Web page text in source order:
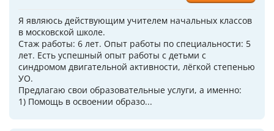
Я являюсь действующим учителем начальных классов
в московской школе.
Стаж работы: 6 лет. Опыт работы по специальности: 5
лет. Есть успешный опыт работы с детьми с
синдромом двигательной активности, лёгкой степенью
УО.
Предлагаю свои образовательные услуги, а именно:
1) Помощь в освоении образо...